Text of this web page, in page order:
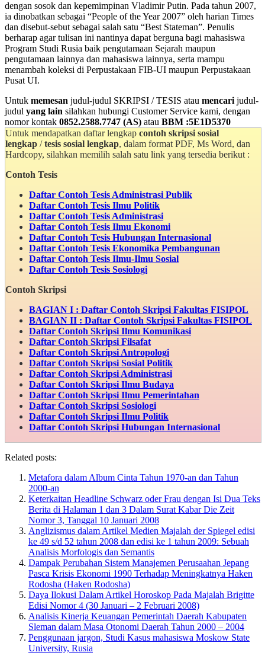
dengan sosok dan kepemimpinan Vladimir Putin. Pada tahun 2007,
ia dinobatkan sebagai “People of the Year 2007” oleh harian Times
dan disebut-sebut sebagai salah satu “Best Stateman”. Penulis
berharap agar tulisan ini nantinya dapat berguna bagi mahasiswa
Program Studi Rusia baik pengutamaan Sejarah maupun
pengutamaan lainnya dan mahasiswa lainnya, serta mampu
menambah koleksi di Perpustakaan FIB-UI maupun Perpustakaan
Pusat UI.
Untuk memesan judul-judul SKRIPSI / TESIS atau mencari judul-
judul yang lain silahkan hubungi Customer Service kami, dengan
nomor kontak 0852.2588.7747 (AS) atau BBM :5E1D5370
Untuk mendapatkan daftar lengkap contoh skripsi sosial
lengkap /tesis sosial lengkap, dalam format PDF, Ms Word, dan
Hardcopy, silahkan memilih salah satu link yang tersedia berikut :
Contoh Tesis
Daftar Contoh Tesis Administrasi Publik
Daftar Contoh Tesis Ilmu Politik
Daftar Contoh Tesis Administrasi
Daftar Contoh Tesis Ilmu Ekonomi
Daftar Contoh Tesis Hubungan Internasional
Daftar Contoh Tesis Ekonomika Pembangunan
Daftar Contoh Tesis Ilmu-Ilmu Sosial
Daftar Contoh Tesis Sosiologi
Contoh Skripsi
BAGIAN I : Daftar Contoh Skripsi Fakultas FISIPOL
BAGIAN II : Daftar Contoh Skripsi Fakultas FISIPOL
Daftar Contoh Skripsi Ilmu Komunikasi
Daftar Contoh Skripsi Filsafat
Daftar Contoh Skripsi Antropologi
Daftar Contoh Skripsi Sosial Politik
Daftar Contoh Skripsi Administrasi
Daftar Contoh Skripsi Ilmu Budaya
Daftar Contoh Skripsi Ilmu Pemerintahan
Daftar Contoh Skripsi Sosiologi
Daftar Contoh Skripsi Ilmu Politik
Daftar Contoh Skripsi Hubungan Internasional
Related posts:
Metafora dalam Album Cinta Tahun 1970-an dan Tahun
2000-an
Keterkaitan Headline Schwarz oder Frau dengan Isi Dua Teks
Berita di Halaman 1 dan 3 Dalam Surat Kabar Die Zeit
Nomor 3, Tanggal 10 Januari 2008
Anglizismus dalam Artikel Medien Majalah der Spiegel edisi
ke 49 s/d 52 tahun 2008 dan edisi ke 1 tahun 2009: Sebuah
Analisis Morfologis dan Semantis
Dampak Perubahan Sistem Manajemen Perusaahan Jepang
Pasca Krisis Ekonomi 1990 Terhadap Meningkatnya Haken
Rodosha (Haken Rodosha)
Daya Ilokusi Dalam Artikel Horoskop Pada Majalah Brigitte
Edisi Nomor 4 (30 Januari – 2 Februari 2008)
Analisis Kinerja Keuangan Pemerintah Daerah Kabupaten
Sleman dalam Masa Otonomi Daerah Tahun 2000 – 2004
Penggunaan jargon, Studi Kasus mahasiswa Moskow State
University, Rusia